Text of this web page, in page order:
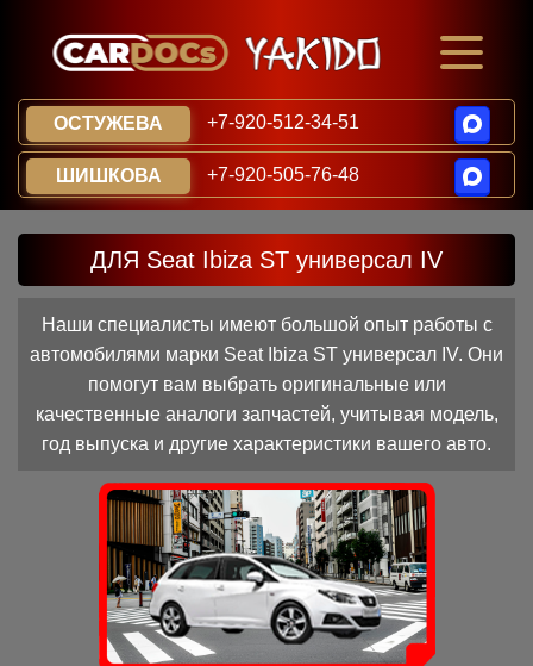
ОСТУЖЕВА +7-920-512-34-51
ШИШКОВА +7-920-505-76-48
ДЛЯ Seat Ibiza ST универсал IV
Наши специалисты имеют большой опыт работы с
автомобилями марки Seat Ibiza ST универсал IV. Они
помогут вам выбрать оригинальные или
качественные аналоги запчастей, учитывая модель,
год выпуска и другие характеристики вашего авто.